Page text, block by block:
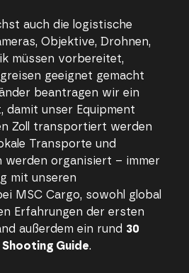
auch die logistische
Objektive, Drohnen,
müssen vorbereitet,
geeignet gemacht
beantragen wir ein
damit unser Equipment
Zoll transportiert werden
Transporte und
werden organisiert – immer
mit unseren
MSC Cargo, sowohl global
Erfahrungen der ersten
außerdem ein rund 30
Guide.